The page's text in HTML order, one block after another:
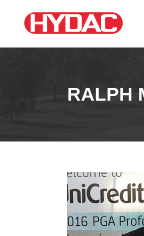
RALPH